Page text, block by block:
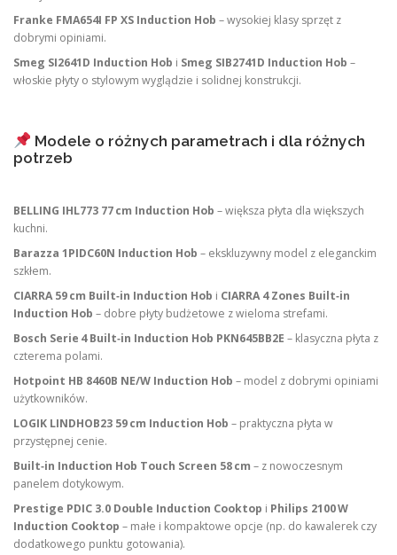
Franke FMA654I FP XS Induction Hob – wysokiej klasy sprzęt z
dobrymi opiniami.
Smeg SI2641D Induction Hob i Smeg SIB2741D Induction Hob –
włoskie płyty o stylowym wyglądzie i solidnej konstrukcji.
Modele o różnych parametrach i dla różnych
potrzeb
BELLING IHL773 77 cm Induction Hob – większa płyta dla większych
kuchni.
Barazza 1PIDC60N Induction Hob – ekskluzywny model z eleganckim
szkłem.
CIARRA 59 cm Built‑in Induction Hob i CIARRA 4 Zones Built‑in
Induction Hob – dobre płyty budżetowe z wieloma strefami.
Bosch Serie 4 Built‑in Induction Hob PKN645BB2E – klasyczna płyta z
czterema polami.
Hotpoint HB 8460B NE/W Induction Hob – model z dobrymi opiniami
użytkowników.
LOGIK LINDHOB23 59 cm Induction Hob – praktyczna płyta w
przystępnej cenie.
Built‑in Induction Hob Touch Screen 58 cm – z nowoczesnym
panelem dotykowym.
Prestige PDIC 3.0 Double Induction Cooktop i Philips 2100 W
Induction Cooktop – małe i kompaktowe opcje (np. do kawalerek czy
dodatkowego punktu gotowania).